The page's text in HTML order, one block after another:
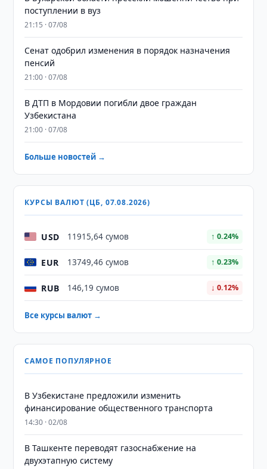
поступлении в вуз
21:15 · 07/08
Сенат одобрил изменения в порядок назначения
пенсий
21:00 · 07/08
В ДТП в Мордовии погибли двое граждан
Узбекистана
21:00 · 07/08
Больше новостей →
КУРСЫ ВАЛЮТ (ЦБ, 07.08.2026)
USD 11915,64 сумов ↑ 0.24%
EUR 13749,46 сумов ↑ 0.23%
RUB 146,19 сумов ↓ 0.12%
Все курсы валют →
САМОЕ ПОПУЛЯРНОЕ
В Узбекистане предложили изменить
финансирование общественного транспорта
14:30 · 02/08
В Ташкенте переводят газоснабжение на
двухэтапную систему